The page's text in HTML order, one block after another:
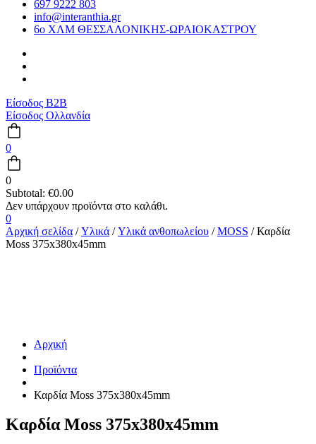
697 9222 803
info@interanthia.gr
6ο ΧΛΜ ΘΕΣΣΑΛΟΝΙΚΗΣ-ΩΡΑΙΟΚΑΣΤΡΟΥ
Είσοδος B2B
Είσοδος Ολλανδία
0
0
Subtotal: €0.00
0
Αρχική σελίδα /Υλικά /Υλικά ανθοπωλείου /MOSS / Καρδία
Moss 375x380x45mm
Αρχική
Προϊόντα
Καρδία Moss 375x380x45mm
Καρδία Moss 375x380x45mm